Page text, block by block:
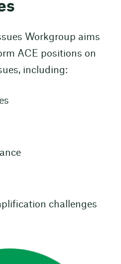
Workgroup aims
ACE positions on
including:
challenges